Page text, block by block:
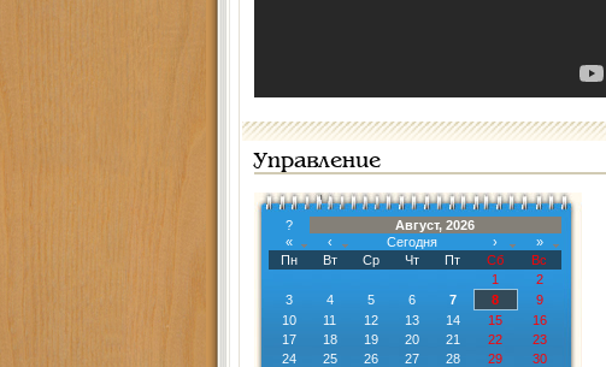
Управление
?
Август, 2026
«
‹ Сегодня ›
»
Пн
Вт Ср Чт Пт Сб
Вс
1
2
3
4 5 6 7 8
9
10
11 12 13 14 15
16
17
18 19 20 21 22
23
24
25 26 27 28 29
30